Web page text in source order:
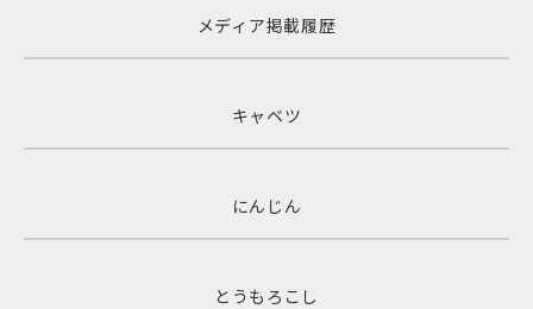
メディア掲載履歴
キャベツ
にんじん
とうもろこし